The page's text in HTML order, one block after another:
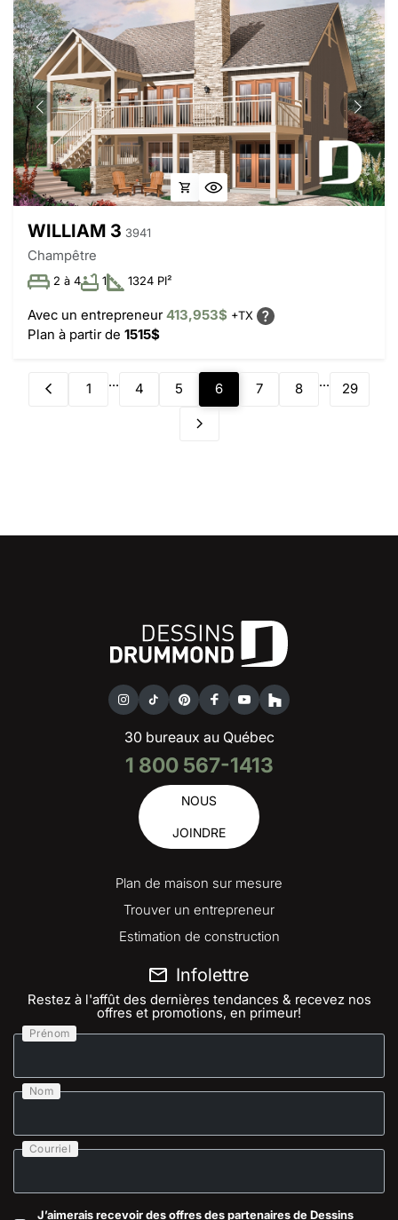
WILLIAM 3 3941
Champêtre
2 à 4 1 1324 PI²
Avec un entrepreneur413,953$ +TX
Plan à partir de 1515$
1 ... 4 5 6 7 8 ... 29
30 bureaux au Québec
1 800 567-1413
NOUS
JOINDRE
Plan de maison sur mesure
Trouver un entrepreneur
Estimation de construction
Infolettre
Restez à l'affût des dernières tendances & recevez nos
offres et promotions, en primeur!
Prénom
Nom
Courriel
J’aimerais recevoir des offres des partenaires de Dessins